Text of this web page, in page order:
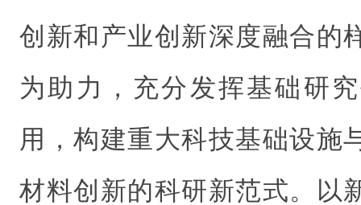
创新和产业创新深度融合的
为助力，充分发挥基础研
用，构建重大科技基础设施
材料创新的科研新范式。以